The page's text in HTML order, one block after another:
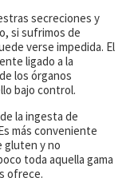
secreciones y
si sufrimos de
verse impedida. El
ligado a la
los órganos
bajo control.
la ingesta de
más conveniente
gluten y no
toda aquella gama
ofrece.